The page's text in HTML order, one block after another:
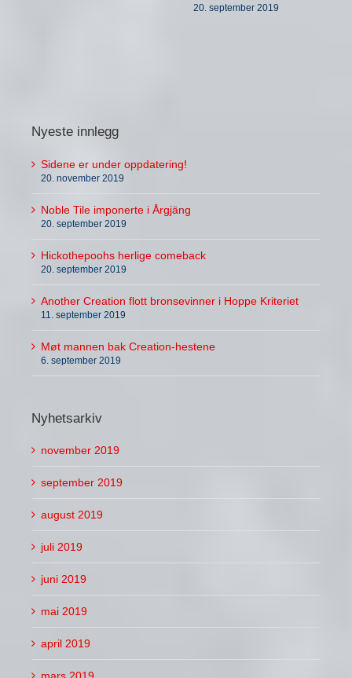
20. september 2019
Nyeste innlegg
Sidene er under oppdatering!
20. november 2019
Noble Tile imponerte i Årgjäng
20. september 2019
Hickothepoohs herlige comeback
20. september 2019
Another Creation flott bronsevinner i Hoppe Kriteriet
11. september 2019
Møt mannen bak Creation-hestene
6. september 2019
Nyhetsarkiv
november 2019
september 2019
august 2019
juli 2019
juni 2019
mai 2019
april 2019